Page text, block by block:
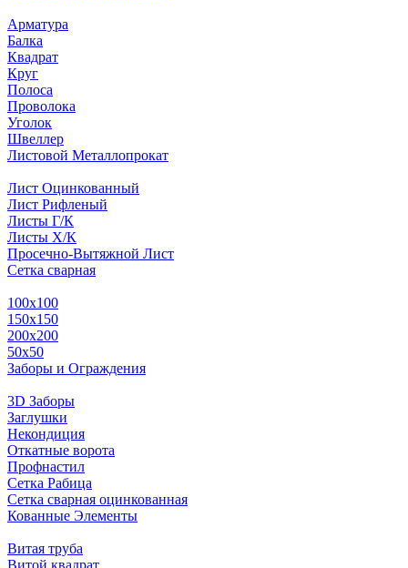
Арматура
Балка
Квадрат
Круг
Полоса
Проволока
Уголок
Швеллер
Листовой Металлопрокат
Лист Оцинкованный
Лист Рифленый
Листы Г/К
Листы Х/К
Просечно-Вытяжной Лист
Сетка сварная
100х100
150х150
200х200
50х50
Заборы и Ограждения
3D Заборы
Заглушки
Некондиция
Откатные ворота
Профнастил
Сетка Рабица
Сетка сварная оцинкованная
Кованные Элементы
Витая труба
Витой квадрат